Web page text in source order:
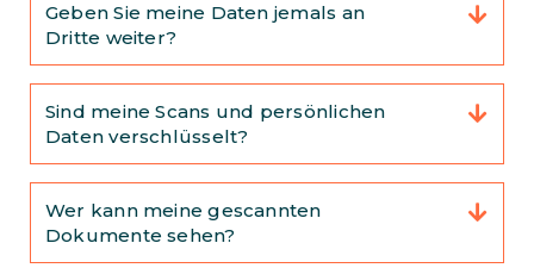
Geben Sie meine Daten jemals an
Dritte weiter?
Sind meine Scans und persönlichen
Daten verschlüsselt?
Wer kann meine gescannten
Dokumente sehen?